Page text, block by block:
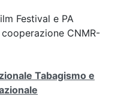
Festival e PA
CNMR-
Tabagismo e